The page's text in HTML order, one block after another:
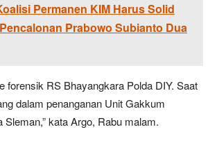
Permanen KIM Harus Solid
Prabowo Subianto Dua
forensik RS Bhayangkara Polda DIY. Saat
dalam penanganan Unit Gakkum
Sleman,” kata Argo, Rabu malam.